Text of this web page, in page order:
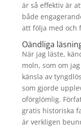
är så effektiv är
både
att följa med och
Oändliga
När jag läste,
moln, som om
känsla av
som gjorde
oförglömlig.
gratis historiska
är verkligen